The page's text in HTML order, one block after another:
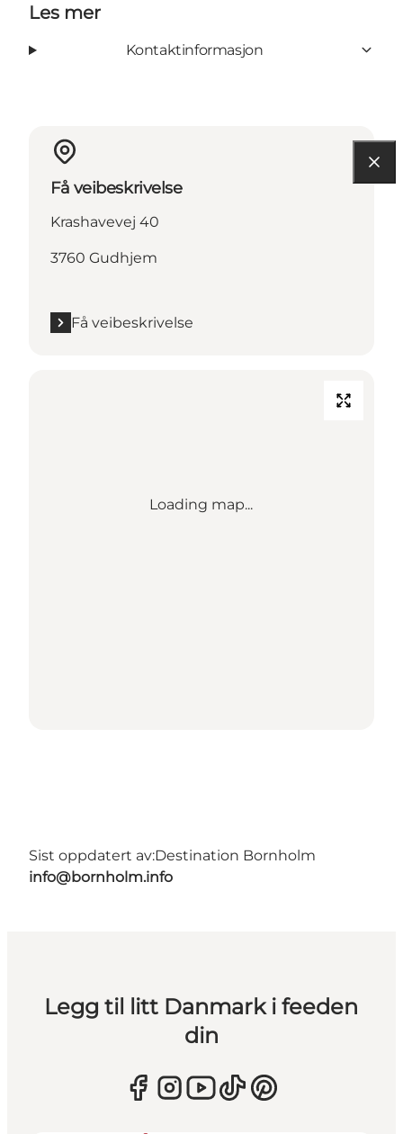
Les mer
Kontaktinformasjon
Få veibeskrivelse
Krashavevej 40
3760 Gudhjem
Få veibeskrivelse
Loading map...
Sist oppdatert av:Destination Bornholm
info@bornholm.info
Legg til litt Danmark i feeden
din